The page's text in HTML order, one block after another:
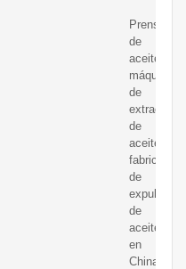
Prensa
de
aceite,
máquina
de
extracción
de
aceite,
fabricante/
de
expulsor
de
aceite
en
China,